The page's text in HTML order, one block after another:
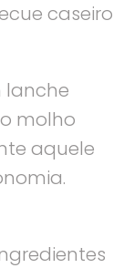
caseiro
lanche
molho
aquele